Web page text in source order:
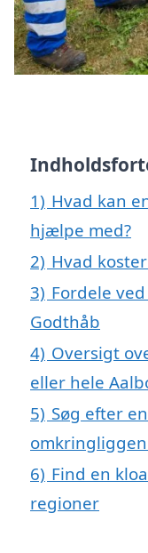
1) Hvad kan
hjælpe med?
2) Hvad
3) Fordele
Godthåb
4) Oversigt
eller hele
5) Søg efter
6) Find en
regioner